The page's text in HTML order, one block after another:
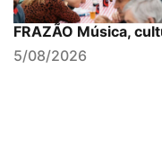
FRAZÃO Música,
5/08/2026